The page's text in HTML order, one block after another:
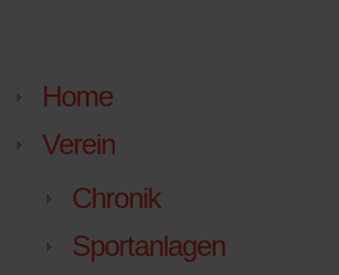
Home
Verein
Chronik
Sportanlagen